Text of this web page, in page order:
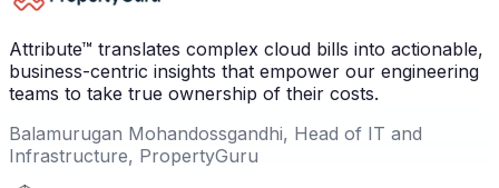
Attribute™ translates complex cloud bills into actionable,
business-centric insights that empower our engineering
teams to take true ownership of their costs.
Balamurugan Mohandossgandhi, Head of IT and
Infrastructure, PropertyGuru